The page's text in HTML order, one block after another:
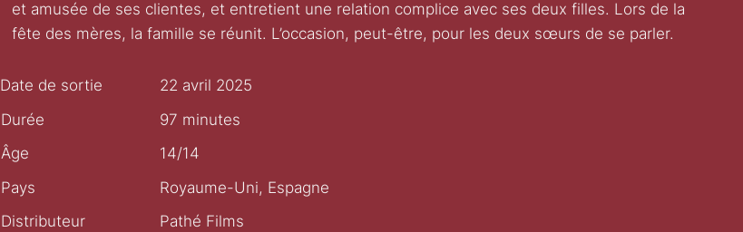
et amusée de ses clientes, et entretient une relation complice avec ses deux filles. Lors de la
fête des mères, la famille se réunit. L’occasion, peut-être, pour les deux sœurs de se parler.
Date de sortie
22 avril 2025
Durée
97 minutes
Âge
14/14
Pays
Royaume-Uni, Espagne
Distributeur
Pathé Films